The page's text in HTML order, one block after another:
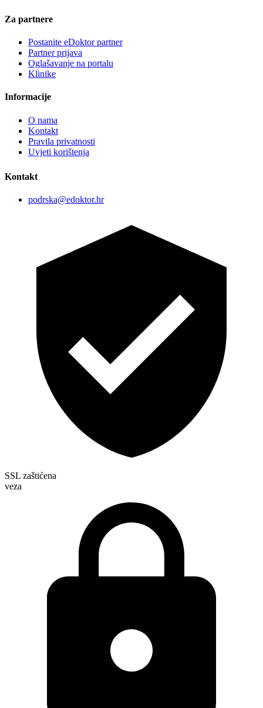
Za partnere
Postanite eDoktor partner
Partner prijava
Oglašavanje na portalu
Klinike
Informacije
O nama
Kontakt
Pravila privatnosti
Uvjeti korištenja
Kontakt
podrska@edoktor.hr
SSL zaštićena
veza